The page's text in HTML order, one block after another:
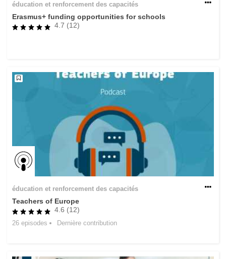
langue & culture
justice, droits fondamentaux et humains,
migration et intégration
nutrition, santé & bien-être
leadership du secteur public, innovation et
partage des connaissances
transport et infrastructure
éducation et renforcement des capacités
Erasmus+ funding opportunities for schools
4.7 (12)
éducation et renforcement des capacités
Teachers of Europe
4.6 (12)
26 episodes Dernière contribution